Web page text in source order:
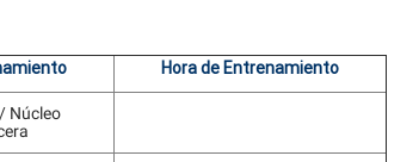
Hora de Entrenamiento
Núcleo